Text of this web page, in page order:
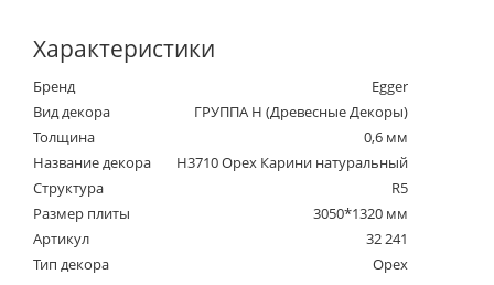
Характеристики
Бренд
Egger
Вид декора
ГРУППА Н (Древесные Декоры)
Толщина
0,6 мм
Название декора
H3710 Орех Карини натуральный
Структура
R5
Размер плиты
3050*1320 мм
Артикул
32 241
Тип декора
Орех